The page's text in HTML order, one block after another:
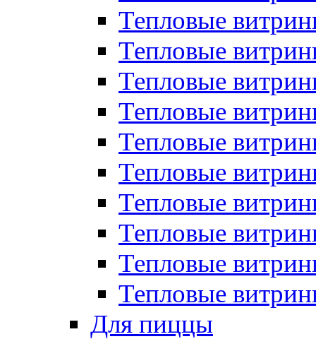
Тепловые
Тепловые
Тепловые
Тепловые
Тепловые
Тепловые
Тепловые
Тепловые
Тепловые
Тепловые
Для пиццы